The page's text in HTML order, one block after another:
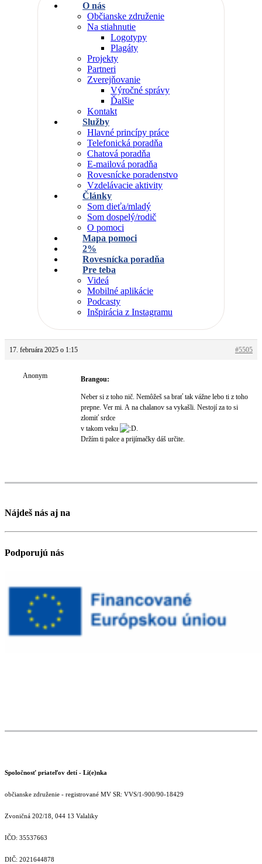
O nás
Občianske združenie
Na stiahnutie
Logotypy
Plagáty
Projekty
Partneri
Zverejňovanie
Výročné správy
Ďalšie
Kontakt
Služby
Hlavné princípy práce
Telefonická poradňa
Chatová poradňa
E-mailová poradňa
Rovesnícke poradenstvo
Vzdelávacie aktivity
Články
Som dieťa/mladý
Som dospelý/rodič
O pomoci
Mapa pomoci
2%
Rovesnícka poradňa
Pre teba
Videá
Mobilné aplikácie
Podcasty
Inšpirácia z Instagramu
17. februára 2025 o 1:15 #5505
Anonym Brangou:
Neber si z toho nič. Nemôžeš sa brať tak vážne lebo ti z toho
prepne. Ver mi. A na chalanov sa vykašli. Nestojí za to si
zlomiť srdce
v takom veku
.
Držím ti palce a prijímačky dáš určite.
Nájdeš nás aj na
Podporujú nás
Spoločnosť priateľov detí - Li(e)nka
občianske združenie - registrované MV SR: VVS/1-900/90-18429
Zvoničná 202/18, 044 13 Valaliky
IČO: 35537663
DIČ: 2021644878